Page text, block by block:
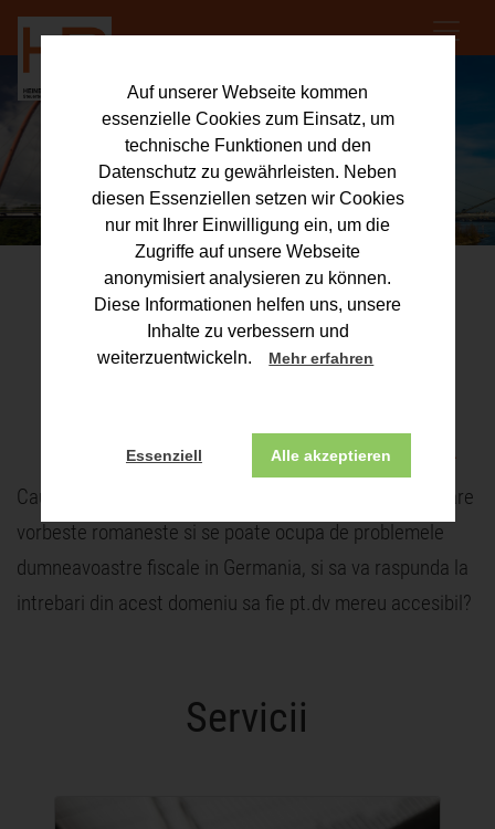
Auf unserer Webseite kommen
essenzielle Cookies zum Einsatz, um
technische Funktionen und den
Datenschutz zu gewährleisten. Neben
diesen Essenziellen setzen wir Cookies
nur mit Ihrer Einwilligung ein, um die
Zugriffe auf unsere Webseite
anonymisiert analysieren zu können.
Diese Informationen helfen uns, unsere
Inhalte zu verbessern und
weiterzuentwickeln.
Mehr erfahren
Essenziell Alle akzeptieren
Consilier fiscal în
Gelsenkirchen –
HEINBERG & PARTNER GBR
Cautati un consultant fiscal autorizat sau un avocat care
vorbeste romaneste si se poate ocupa de problemele
dumneavoastre fiscale in Germania, si sa va raspunda la
intrebari din acest domeniu sa fie pt.dv mereu accesibil?
Servicii